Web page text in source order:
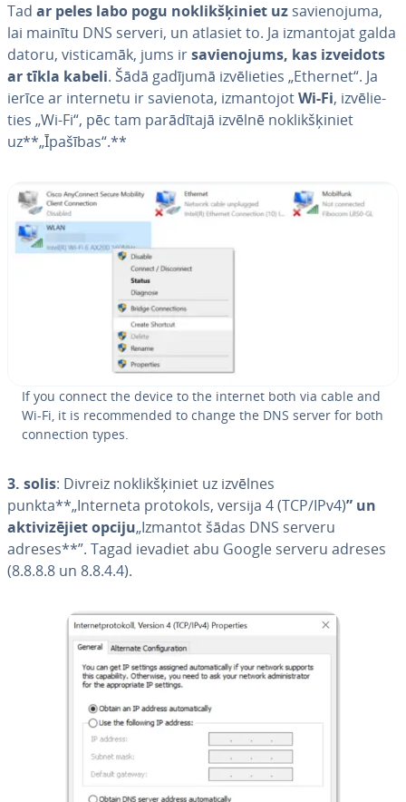
Tad ar peles labo pogu no­klik­šķi­niet uz sa­vie­no­ju­ma,
lai mainītu DNS serveri, un atlasiet to. Ja iz­man­to­jat galda
datoru, vis­ti­ca­māk, jums irsa­vie­no­jums, kas izveidots
ar tīkla kabeli. Šādā gadījumā iz­vē­lie­ties „Ethernet“. Ja
ierīce ar internetu ir savienota, iz­man­to­jotWi-Fi, iz­vē­lie­
ties „Wi-Fi“, pēc tam pa­rā­dī­ta­jā izvēlnē no­klik­šķi­niet
uz**„Īpašības“.**
If you connect the device to the internet both via cable and
Wi-Fi, it is re­commen­ded to change the DNS server for both
connec­tion types.
3. solis: Divreiz no­klik­šķi­niet uz izvēlnes
punkta**„Interneta protokols, versija 4 (TCP/IPv4)” un
ak­ti­vi­zē­jiet opciju„Izmantot šādas DNS serveru
adreses**”. Tagad ievadiet abu Google serveru adreses
(8.8.8.8 un 8.8.4.4).